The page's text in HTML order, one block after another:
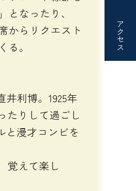
アクセス
なったり、
からリクエスト
。
利博。1925年
たりして過ごし
と漫才コンビを
覚えて楽し